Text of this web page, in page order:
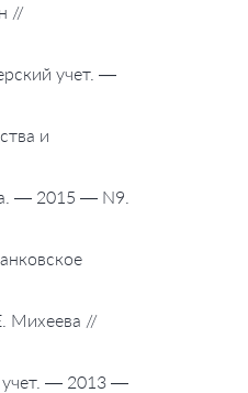
//
учет. —
и
— 2015 — N9.
Михеева //
учет. — 2013 —